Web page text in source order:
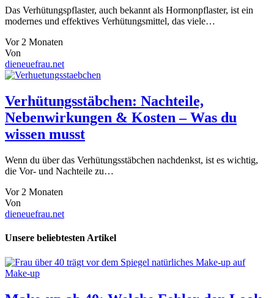
Das Verhütungspflaster, auch bekannt als Hormonpflaster, ist ein
modernes und effektives Verhütungsmittel, das viele…
Vor 2 Monaten
Von
dieneuefrau.net
Verhütungsstäbchen: Nachteile,
Nebenwirkungen & Kosten – Was du
wissen musst
Wenn du über das Verhütungsstäbchen nachdenkst, ist es wichtig,
die Vor- und Nachteile zu…
Vor 2 Monaten
Von
dieneuefrau.net
Unsere beliebtesten Artikel
Make-up